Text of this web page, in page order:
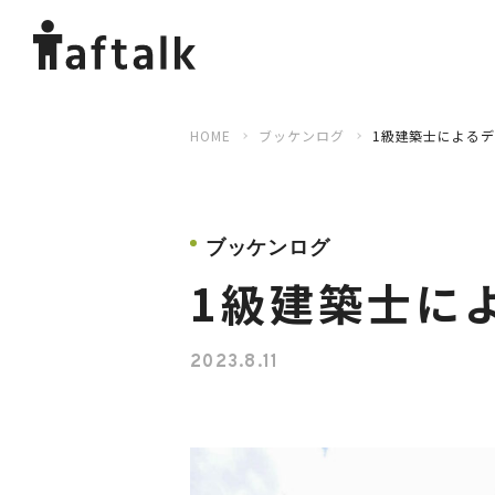
HOME ブッケンログ 1級建築士による
ブッケンログ
1級建築士に
2023.8.11